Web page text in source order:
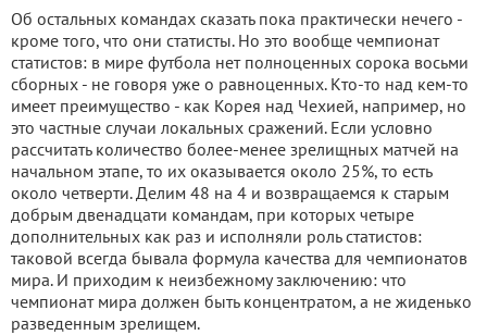
Об остальных командах сказать пока практически нечего -
кроме того, что они статисты. Но это вообще чемпионат
статистов: в мире футбола нет полноценных сорока восьми
сборных - не говоря уже о равноценных. Кто-то над кем-то
имеет преимущество - как Корея над Чехией, например, но
это частные случаи локальных сражений. Если условно
рассчитать количество более-менее зрелищных матчей на
начальном этапе, то их оказывается около 25%, то есть
около четверти. Делим 48 на 4 и возвращаемся к старым
добрым двенадцати командам, при которых четыре
дополнительных как раз и исполняли роль статистов:
таковой всегда бывала формула качества для чемпионатов
мира. И приходим к неизбежному заключению: что
чемпионат мира должен быть концентратом, а не жиденько
разведенным зрелищем.